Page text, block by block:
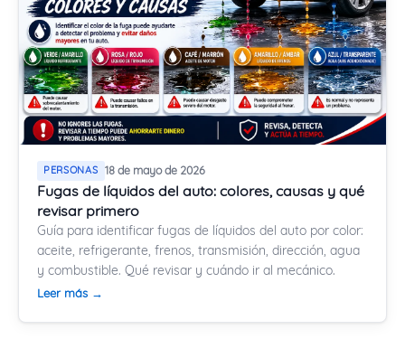
PERSONAS 18 de mayo de 2026
Fugas de líquidos del auto: colores, causas y qué
revisar primero
Guía para identificar fugas de líquidos del auto por color:
aceite, refrigerante, frenos, transmisión, dirección, agua
y combustible. Qué revisar y cuándo ir al mecánico.
Leer más →